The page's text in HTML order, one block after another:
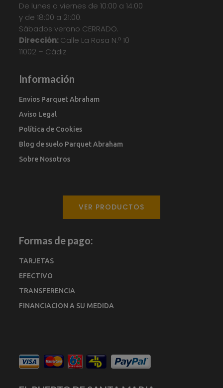
De lunes a viernes de 10:00 a 14:00
y de 18:00 a 21:00.
Sábados verano CERRADO.
Dirección:Calle La Rosa N.º 10
11002 – Cádiz
Información
Envios Parquet Abraham
Aviso Legal
Política de Cookies
Blog de suelo Parquet Abraham
Sobre Nosotros
VER PRODUCTOS
Formas de pago:
TARJETAS
EFECTIVO
TRANSFERENCIA
FINANCIACION A SU MEDIDA